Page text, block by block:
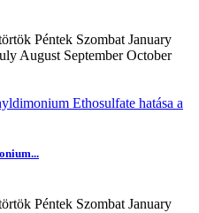
Péntek Szombat January
August September October
Péntek Szombat January